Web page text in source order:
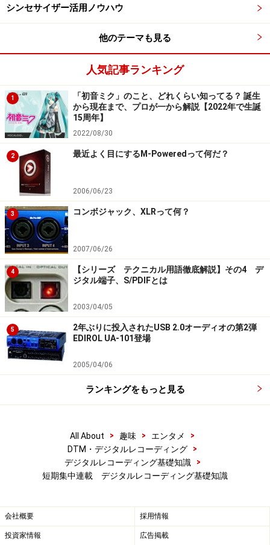
シンセサイザー活用ノウハウ
他のテーマも見る
人気記事ランキング
1
「初音ミク」のこと、どれくらい知ってる？ 誕生
から現在まで、プロが一から解説【2022年で生誕
15周年】
2022/08/30
2 最近よく目にするM-Poweredって何だ？
2006/06/23
3 コンボジャック、XLRって何？
2007/06/26
4
【シリーズ テクニカル用語徹底解説】その4 デ
ジタル端子、S/PDIFとは
2003/04/05
5
2年ぶりに投入されたUSB 2.0オーディオの第2弾
EDIROL UA-101登場
2005/04/06
ランキングをもっと見る
All About > 趣味 > エンタメ
>
DTM・デジタルレコーディング
>
デジタルレコーディング基礎知識
>
短期集中連載 デジタルレコーディング基礎知識
会社概要 採用情報
投資家情報 広告掲載